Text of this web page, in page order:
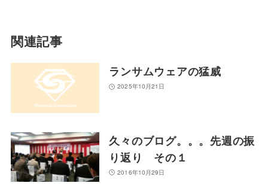
関連記事
ランサムウェアの猛威
2025年10月21日
久々のブログ。。。先週の振
り返り その１
2016年10月29日